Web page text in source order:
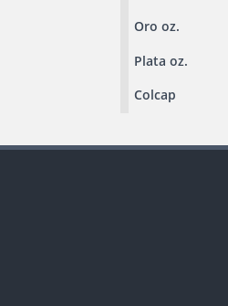
Oro oz.
Plata oz.
Colcap